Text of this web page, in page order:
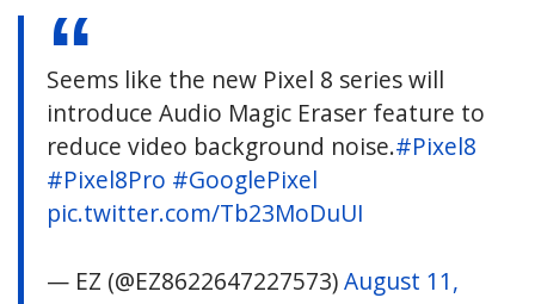
Seems like the new Pixel 8 series will
introduce Audio Magic Eraser feature to
reduce video background noise.#Pixel8
#Pixel8Pro #GooglePixel
pic.twitter.com/Tb23MoDuUI
— EZ (@EZ8622647227573)August 11,